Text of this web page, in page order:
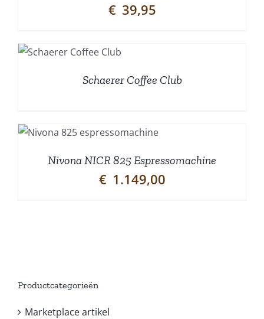
€ 39,95
Schaerer Coffee Club
Nivona NICR 825 Espressomachine
€ 1.149,00
Productcategorieën
Marketplace artikel